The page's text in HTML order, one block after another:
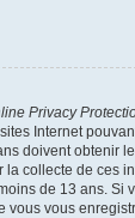
Privacy
Internet
doivent obtenir
la collecte de ces
de 13 ans. Si
vous vous